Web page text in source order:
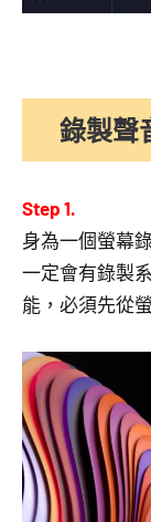
錄製聲
Step 1.
身為一個螢幕
一定會有錄製
能，必須先從